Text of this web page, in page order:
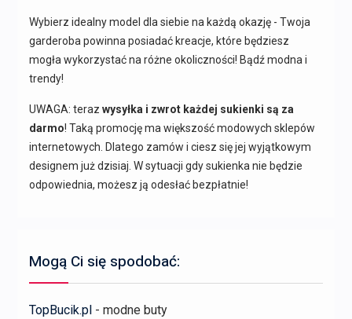
Wybierz idealny model dla siebie na każdą okazję - Twoja
garderoba powinna posiadać kreacje, które będziesz
mogła wykorzystać na różne okoliczności! Bądź modna i
trendy!
UWAGA: teraz wysyłka i zwrot każdej sukienki są za
darmo! Taką promocję ma większość modowych sklepów
internetowych. Dlatego zamów i ciesz się jej wyjątkowym
designem już dzisiaj. W sytuacji gdy sukienka nie będzie
odpowiednia, możesz ją odesłać bezpłatnie!
Mogą Ci się spodobać:
TopBucik.pl- modne buty